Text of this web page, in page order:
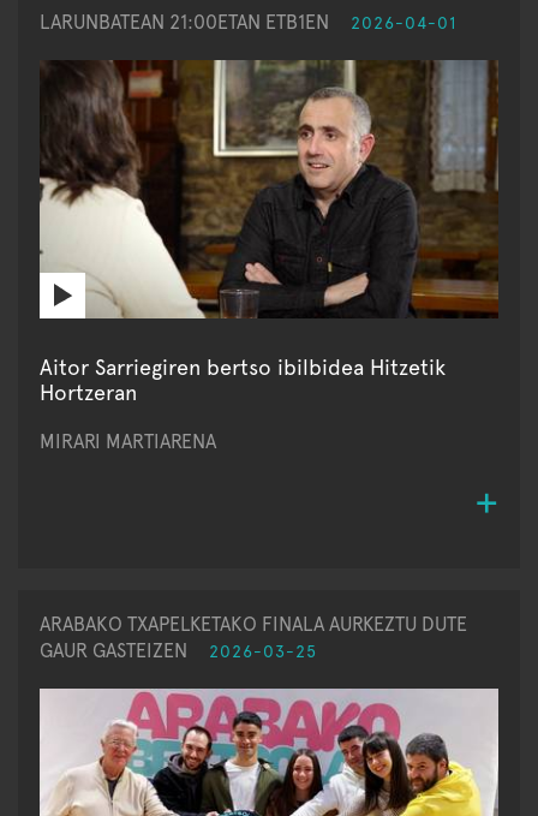
LARUNBATEAN 21:00ETAN ETB1EN 2026-04-01
Aitor Sarriegiren bertso ibilbidea Hitzetik
Hortzeran
MIRARI MARTIARENA
ARABAKO TXAPELKETAKO FINALA AURKEZTU DUTE
GAUR GASTEIZEN
2026-03-25